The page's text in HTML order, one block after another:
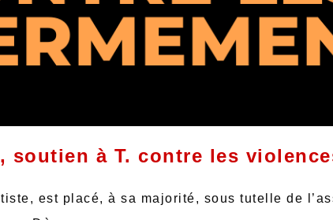
soutien à T. contre les
est placé, à sa majorité, sous tutelle de